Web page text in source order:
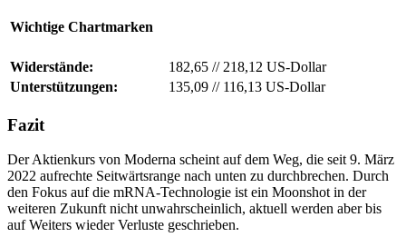
Wichtige Chartmarken
Widerstände: 182,65 //218,12 US-Dollar
Unterstützungen:
135,09 //116,13 US-Dollar
Fazit
Der Aktienkurs von Moderna scheint auf dem Weg, die seit 9. März
2022 aufrechte Seitwärtsrange nach unten zu durchbrechen. Durch
den Fokus auf die mRNA-Technologie ist ein Moonshot in der
weiteren Zukunft nicht unwahrscheinlich, aktuell werden aber bis
auf Weiters wieder Verluste geschrieben.